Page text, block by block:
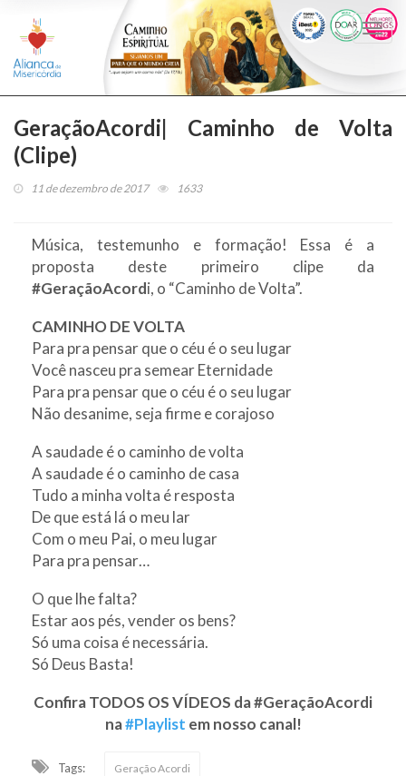
GeraçãoAcordi| Caminho de Volta
(Clipe)
11 de dezembro de 2017 1633
Música, testemunho e formação! Essa é a
proposta deste primeiro clipe da
#GeraçãoAcordi, o “Caminho de Volta”.
CAMINHO DE VOLTA
Para pra pensar que o céu é o seu lugar
Você nasceu pra semear Eternidade
Para pra pensar que o céu é o seu lugar
Não desanime, seja firme e corajoso
A saudade é o caminho de volta
A saudade é o caminho de casa
Tudo a minha volta é resposta
De que está lá o meu lar
Com o meu Pai, o meu lugar
Para pra pensar…
O que lhe falta?
Estar aos pés, vender os bens?
Só uma coisa é necessária.
Só Deus Basta!
Confira TODOS OS VÍDEOS da #GeraçãoAcordi
na#Playlist em nosso canal!
Tags: Geração Acordi